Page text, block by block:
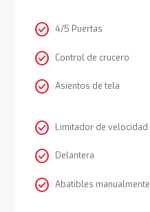
check_circle 4/5 Puertas
check_circle Control de crucero
check_circle Asientos de tela
check_circle Limitador de velocidad
check_circle Delantera
check_circle Abatibles manualmente